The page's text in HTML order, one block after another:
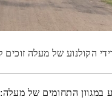
הקולנוע של מעלה
במגוון התחומים של מעלה: